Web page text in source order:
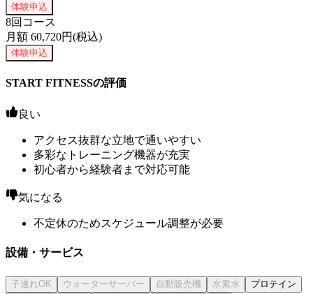
体験申込
8回コース
月額 60,720円(税込)
体験申込
START FITNESSの評価
良い
アクセス抜群な立地で通いやすい
多彩なトレーニング機器が充実
初心者から経験者まで対応可能
気になる
不定休のためスケジュール調整が必要
設備・サービス
プロテイン